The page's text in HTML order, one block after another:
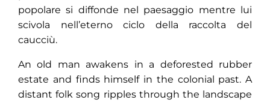
popolare si diffonde nel paesaggio mentre lui
scivola nell’eterno ciclo della raccolta del
caucciù.
An old man awakens in a deforested rubber
estate and finds himself in the colonial past. A
distant folk song ripples through the landscape